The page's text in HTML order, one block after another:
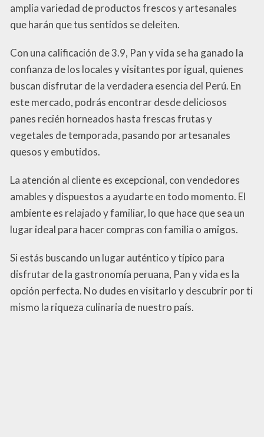
amplia variedad de productos frescos y artesanales
que harán que tus sentidos se deleiten.
Con una calificación de 3.9, Pan y vida se ha ganado la
confianza de los locales y visitantes por igual, quienes
buscan disfrutar de la verdadera esencia del Perú. En
este mercado, podrás encontrar desde deliciosos
panes recién horneados hasta frescas frutas y
vegetales de temporada, pasando por artesanales
quesos y embutidos.
La atención al cliente es excepcional, con vendedores
amables y dispuestos a ayudarte en todo momento. El
ambiente es relajado y familiar, lo que hace que sea un
lugar ideal para hacer compras con familia o amigos.
Si estás buscando un lugar auténtico y típico para
disfrutar de la gastronomía peruana, Pan y vida es la
opción perfecta. No dudes en visitarlo y descubrir por ti
mismo la riqueza culinaria de nuestro país.